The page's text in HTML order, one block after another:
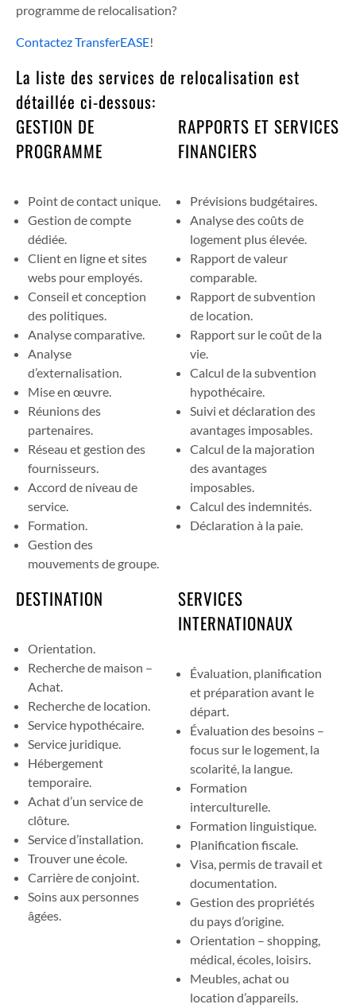
programme de relocalisation?
Contactez TransferEASE!
La liste des services de relocalisation est
détaillée ci-dessous:
GESTION DE
PROGRAMME
Point de contact unique.
Gestion de compte
dédiée.
Client en ligne et sites
webs pour employés.
Conseil et conception
des politiques.
Analyse comparative.
Analyse
d’externalisation.
Mise en œuvre.
Réunions des
partenaires.
Réseau et gestion des
fournisseurs.
Accord de niveau de
service.
Formation.
Gestion des
mouvements de groupe.
RAPPORTS ET SERVICES
FINANCIERS
Prévisions budgétaires.
Analyse des coûts de
logement plus élevée.
Rapport de valeur
comparable.
Rapport de subvention
de location.
Rapport sur le coût de la
vie.
Calcul de la subvention
hypothécaire.
Suivi et déclaration des
avantages imposables.
Calcul de la majoration
des avantages
imposables.
Calcul des indemnités.
Déclaration à la paie.
DESTINATION
Orientation.
Recherche de maison –
Achat.
Recherche de location.
Service hypothécaire.
Service juridique.
Hébergement
temporaire.
Achat d’un service de
clôture.
Service d’installation.
Trouver une école.
Carrière de conjoint.
Soins aux personnes
âgées.
SERVICES
INTERNATIONAUX
Évaluation, planification
et préparation avant le
départ.
Évaluation des besoins –
focus sur le logement, la
scolarité, la langue.
Formation
interculturelle.
Formation linguistique.
Planification fiscale.
Visa, permis de travail et
documentation.
Gestion des propriétés
du pays d’origine.
Orientation – shopping,
médical, écoles, loisirs.
Meubles, achat ou
location d’appareils.